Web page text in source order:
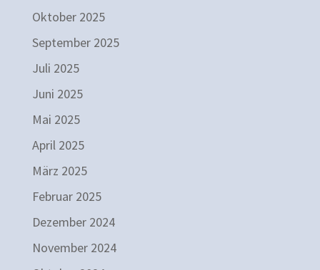
Oktober 2025
September 2025
Juli 2025
Juni 2025
Mai 2025
April 2025
März 2025
Februar 2025
Dezember 2024
November 2024